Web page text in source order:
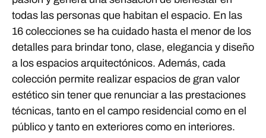
todas las personas que habitan el espacio. En las
16 colecciones se ha cuidado hasta el menor de los
detalles para brindar tono, clase, elegancia y diseño
a los espacios arquitectónicos. Además, cada
colección permite realizar espacios de gran valor
estético sin tener que renunciar a las prestaciones
técnicas, tanto en el campo residencial como en el
público y tanto en exteriores como en interiores.